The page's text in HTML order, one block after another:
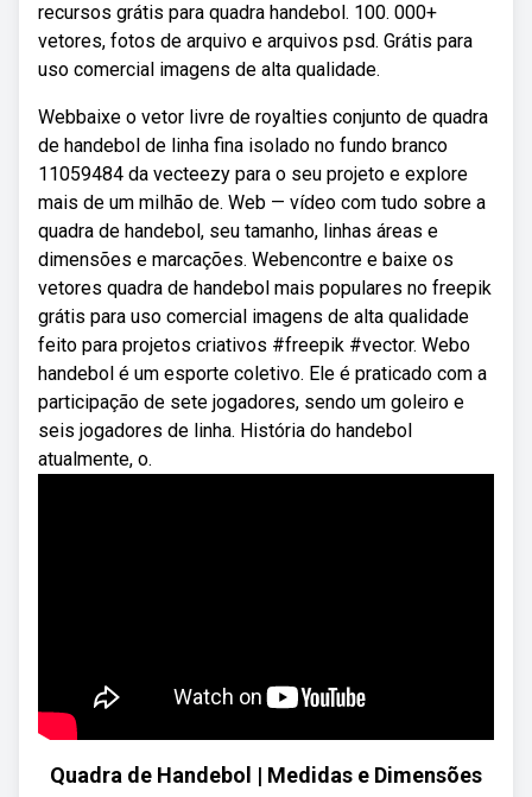
recursos grátis para quadra handebol. 100. 000+
vetores, fotos de arquivo e arquivos psd. Grátis para
uso comercial imagens de alta qualidade.
Webbaixe o vetor livre de royalties conjunto de quadra
de handebol de linha fina isolado no fundo branco
11059484 da vecteezy para o seu projeto e explore
mais de um milhão de. Web — vídeo com tudo sobre a
quadra de handebol, seu tamanho, linhas áreas e
dimensões e marcações. Webencontre e baixe os
vetores quadra de handebol mais populares no freepik
grátis para uso comercial imagens de alta qualidade
feito para projetos criativos #freepik #vector. Webo
handebol é um esporte coletivo. Ele é praticado com a
participação de sete jogadores, sendo um goleiro e
seis jogadores de linha. História do handebol
atualmente, o.
Quadra de Handebol | Medidas e Dimensões